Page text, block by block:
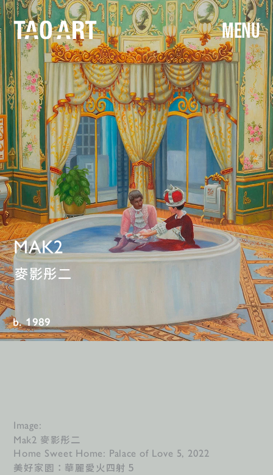
MAK2
麥影彤二
b. 1989
Image:
Mak2 麥影彤二
Home Sweet Home: Palace of Love 5, 2022
美好家園：華麗愛火四射 5
MENU